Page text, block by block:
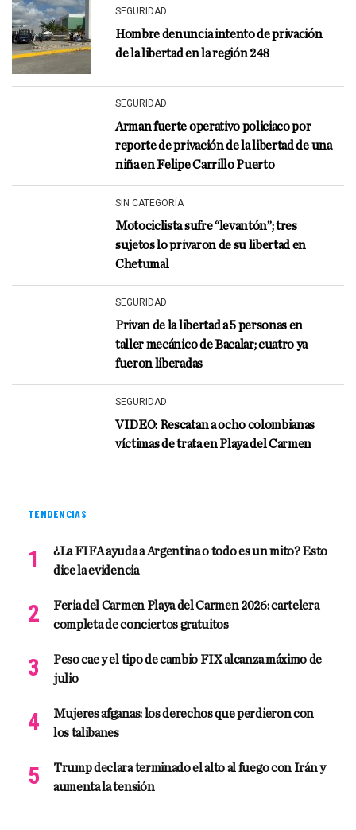
SEGURIDAD
Hombre denuncia intento de privación
de la libertad en la región 248
SEGURIDAD
Arman fuerte operativo policiaco por
reporte de privación de la libertad de una
niña en Felipe Carrillo Puerto
SIN CATEGORÍA
Motociclista sufre “levantón”; tres
sujetos lo privaron de su libertad en
Chetumal
SEGURIDAD
Privan de la libertad a 5 personas en
taller mecánico de Bacalar; cuatro ya
fueron liberadas
SEGURIDAD
VIDEO: Rescatan a ocho colombianas
víctimas de trata en Playa del Carmen
TENDENCIAS
¿La FIFA ayuda a Argentina o todo es un mito? Esto
dice la evidencia
Feria del Carmen Playa del Carmen 2026: cartelera
completa de conciertos gratuitos
Peso cae y el tipo de cambio FIX alcanza máximo de
julio
Mujeres afganas: los derechos que perdieron con
los talibanes
Trump declara terminado el alto al fuego con Irán y
aumenta la tensión